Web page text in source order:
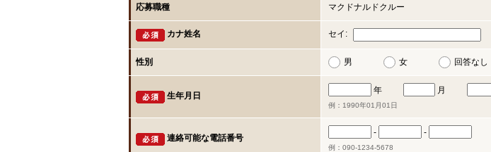
応募職種 マクドナルドクルー
カナ姓名 セイ:
性別 男 女 回答なし
生年月日
年 月
例：1990年01月01日
連絡可能な電話番号
- -
例：090-1234-5678